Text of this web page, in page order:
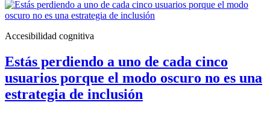
Accesibilidad cognitiva
Estás perdiendo a uno de cada cinco
usuarios porque el modo oscuro no es una
estrategia de inclusión